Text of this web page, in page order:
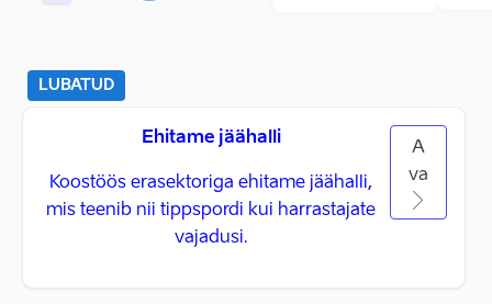
LUBATUD
Ehitame jäähalli
Koostöös erasektoriga ehitame jäähalli,
mis teenib nii tippspordi kui harrastajate
vajadusi.
A
va